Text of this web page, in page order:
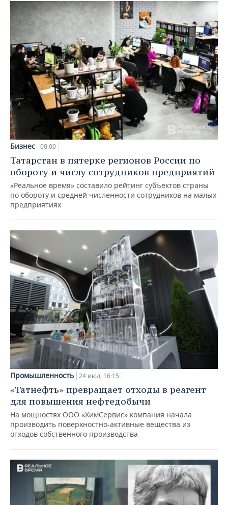
Бизнес 00:00
Татарстан в пятерке регионов России по
обороту и числу сотрудников предприятий
«Реальное время» составило рейтинг субъектов страны
по обороту и средней численности сотрудников на малых
предприятиях
Промышленность 24 июл, 16:15
«Татнефть» превращает отходы в реагент
для повышения нефтедобычи
На мощностях ООО «ХимСервис» компания начала
производить поверхностно-активные вещества из
отходов собственного производства